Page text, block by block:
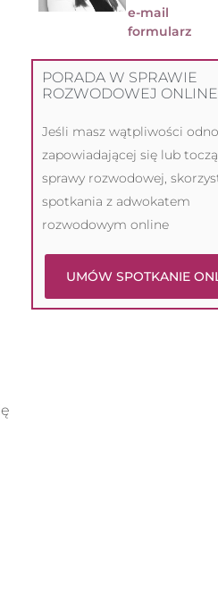
e-mail
formularz
PORADA W SPRAWIE
ROZWODOWEJ ONLINE
Jeśli masz wątpliwości
zapowiadającej się lub
sprawy rozwodowej,
spotkania z adwokatem
rozwodowym online
UMÓW SPOTKANIE